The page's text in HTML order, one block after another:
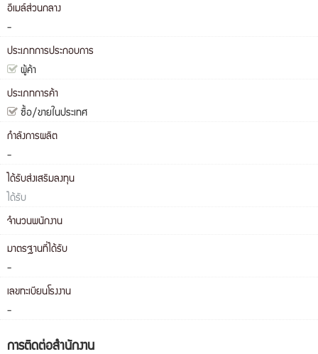
อีเมล์ส่วนกลาง
-
ประเภทการประกอบการ
ผู้ค้า
ประเภทการค้า
ซื้อ/ขายในประเทศ
กำลังการผลิต
-
ได้รับส่งเสริมลงทุน
ได้รับ
จำนวนพนักงาน
มาตรฐานที่ได้รับ
-
เลขทะเบียนโรงงาน
-
การติดต่อสำนักงาน